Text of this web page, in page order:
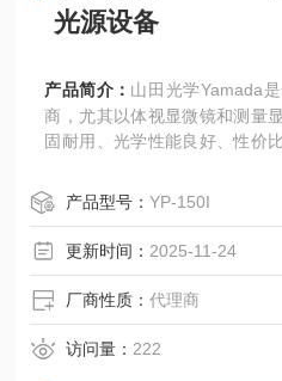
光源设备
产品简介： 山田光学Yamada
商，尤其以体视显微镜和测量
固耐用、光学性能良好、性价
产品型号：YP-150I
更新时间： 2025-11-24
厂商性质：代理商
访问量： 222